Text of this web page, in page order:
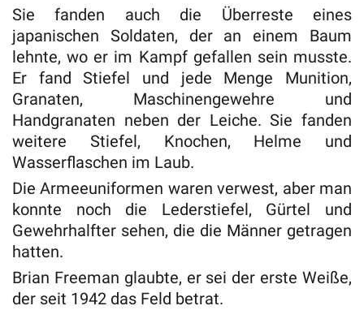
Sie fanden auch die Überreste eines
japanischen Soldaten, der an einem Baum
lehnte, wo er im Kampf gefallen sein musste.
Er fand Stiefel und jede Menge Munition,
Granaten, Maschinengewehre und
Handgranaten neben der Leiche. Sie fanden
weitere Stiefel, Knochen, Helme und
Wasserflaschen im Laub.
Die Armeeuniformen waren verwest, aber man
konnte noch die Lederstiefel, Gürtel und
Gewehrhalfter sehen, die die Männer getragen
hatten.
Brian Freeman glaubte, er sei der erste Weiße,
der seit 1942 das Feld betrat.